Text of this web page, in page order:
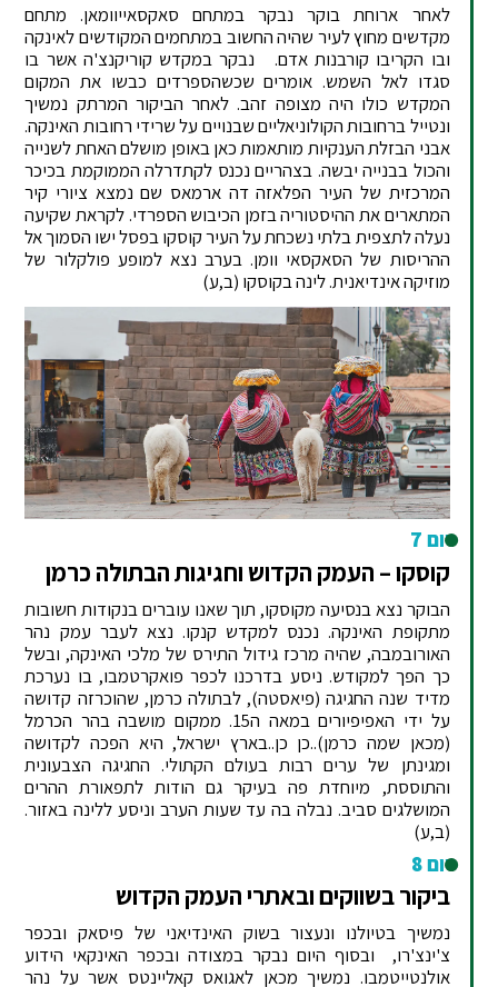
לאחר ארוחת בוקר נבקר במתחם סאקסאייוומאן. מתחם
מקדשים מחוץ לעיר שהיה החשוב במתחמים המקודשים לאינקה
ובו הקריבו קורבנות אדם. נבקר במקדש קוריקנצ'ה אשר בו
סגדו לאל השמש. אומרים שכשהספרדים כבשו את המקום
המקדש כולו היה מצופה זהב. לאחר הביקור המרתק נמשיך
ונטייל ברחובות הקולוניאליים שבנויים על שרידי רחובות האינקה.
אבני הבזלת הענקיות מותאמות כאן באופן מושלם האחת לשנייה
והכול בבנייה יבשה. בצהריים נכנס לקתדרלה הממוקמת בכיכר
המרכזית של העיר הפלאזה דה ארמאס שם נמצא ציורי קיר
המתארים את ההיסטוריה בזמן הכיבוש הספרדי. לקראת שקיעה
נעלה לתצפית בלתי נשכחת על העיר קוסקו בפסל ישו הסמוך אל
ההריסות של הסאקסאי וומן. בערב נצא למופע פולקלור של
מוזיקה אינדיאנית. לינה בקוסקו (ב,ע)
יום 7
קוסקו – העמק הקדוש וחגיגות הבתולה כרמן
הבוקר נצא בנסיעה מקוסקו, תוך שאנו עוברים בנקודות חשובות
מתקופת האינקה. נכנס למקדש קנקו. נצא לעבר עמק נהר
האורובמבה, שהיה מרכז גידול התירס של מלכי האינקה, ובשל
כך הפך למקודש. ניסע בדרכנו לכפר פואקרטמבו, בו נערכת
מדיד שנה החגיגה (פיאסטה), לבתולה כרמן, שהוכרזה קדושה
על ידי האפיפיורים במאה ה15. ממקום מושבה בהר הכרמל
(מכאן שמה כרמן)..כן כן..בארץ ישראל, היא הפכה לקדושה
ומגינתן של ערים רבות בעולם הקתולי. החגיגה הצבעונית
והתוססת, מיוחדת פה בעיקר גם הודות לתפאורת ההרים
המושלגים סביב. נבלה בה עד שעות הערב וניסע ללינה באזור.
(ב,ע)
יום 8
ביקור בשווקים ובאתרי העמק הקדוש
נמשיך בטיולנו ונעצור בשוק האינדיאני של פיסאק ובכפר
צ'ינצ'רו, ובסוף היום נבקר במצודה ובכפר האינקאי הידוע
אולנטייטמבו. נמשיך מכאן לאגואס קאליינטס אשר על נהר